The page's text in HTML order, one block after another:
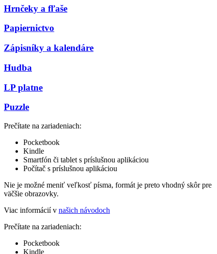
Hrnčeky a fľaše
Papiernictvo
Zápisníky a kalendáre
Hudba
LP platne
Puzzle
Prečítate na zariadeniach:
Pocketbook
Kindle
Smartfón či tablet s príslušnou aplikáciou
Počítač s príslušnou aplikáciou
Nie je možné meniť veľkosť písma, formát je preto vhodný skôr pre
väčšie obrazovky.
Viac informácií v našich návodoch
Prečítate na zariadeniach:
Pocketbook
Kindle